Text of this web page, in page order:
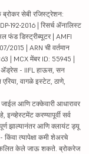
सेबी रजिस्ट्रेशन:
192-2016 | रिसर्च ॲनालिस्ट
फंड डिस्ट्रीब्यूटर | AMFI
2015 | ARN ची वर्तमान
| MCX मेंबर ID: 55945 |
ॲड्रेस - IIFL हाऊस, सन
वागळे इस्टेट, ठाणे,
आणि टक्केवारी आधारावर
करण्यापूर्वी सर्व
झाल्यानंतर आणि क्लायंट ड्यू
त्यापेक्षा कमी शेअरचे
केले जाऊ शकते. ब्रोकरेज